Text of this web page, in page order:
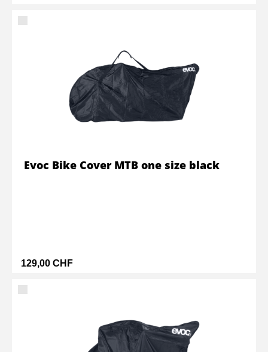
129,00 CHF
Evoc Bike Cover MTB one size black